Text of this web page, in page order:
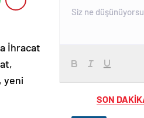
İhracat
yeni
SON